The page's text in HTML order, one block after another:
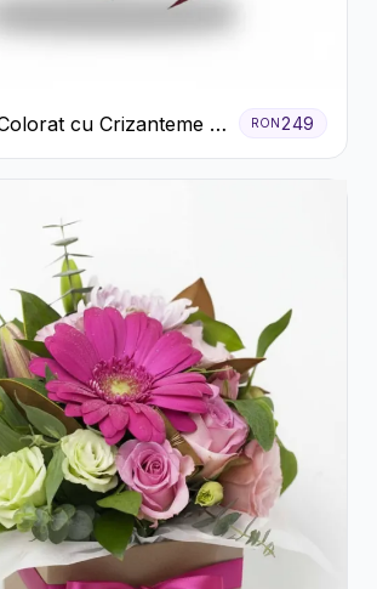
cu Crizanteme în
RON 249